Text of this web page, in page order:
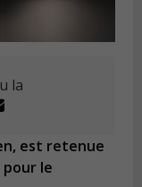
la
est retenue
pour le